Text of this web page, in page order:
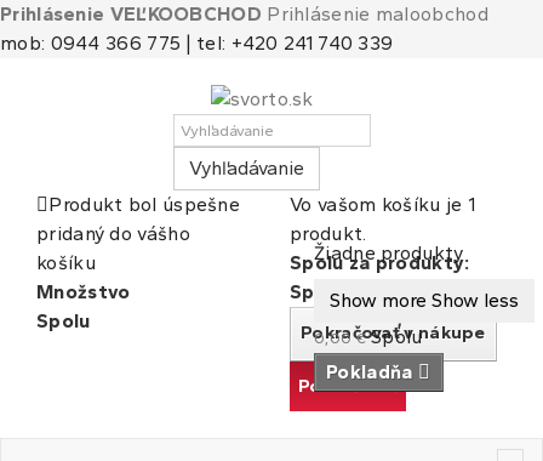
Prihlásenie VEĽKOOBCHOD Prihlásenie maloobchod
mob: 0944 366 775 | tel: +420 241 740 339
Vyhľadávanie
Košík
(prázdny)
Žiadne produkty
Show more Show less
0,00 € Spolu
Pokladňa
Produkt bol úspešne
pridaný do vášho
košíku
Množstvo
Spolu
Vo vašom košíku je 1
produkt.
Spolu za produkty:
Spolu
Pokračovať v nákupe
Pokračovať